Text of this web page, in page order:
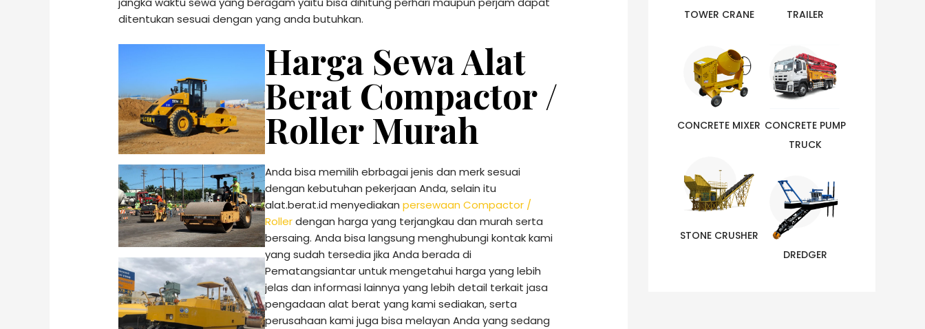
ditentukan sesuai dengan yang anda butuhkan.
Harga Sewa Alat
Berat Compactor /
Roller Murah
Anda bisa memilih ebrbagai jenis dan merk sesuai
dengan kebutuhan pekerjaan Anda, selain itu
alat.berat.id menyediakanpersewaan Compactor /
Rollerdengan harga yang terjangkau dan murah serta
bersaing. Anda bisa langsung menghubungi kontak kami
yang sudah tersedia jika Anda berada di
Pematangsiantar untuk mengetahui harga yang lebih
jelas dan informasi lainnya yang lebih detail terkait jasa
pengadaan alat berat yang kami sediakan, serta
perusahaan kami juga bisa melayan Anda yang sedang
TOWER CRANE
CONCRETE MIXER
STONE CRUSHER
TRAILER
CONCRETE PUMP
TRUCK
DREDGER